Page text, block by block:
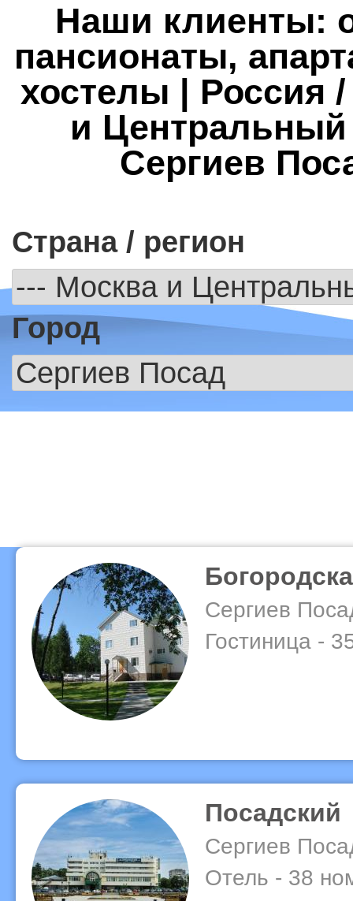
Наши клиенты:
пансионаты,
хостелы | Россия
и
Сергиев
Страна / регион
Город
Сергиев
Гостиница -
Посадский
Сергиев
Отель - 38